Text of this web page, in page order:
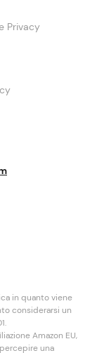
in quanto viene
considerarsi un
Amazon EU,
una
Privacy